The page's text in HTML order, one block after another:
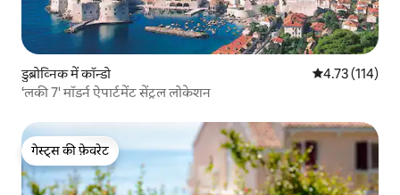
डुब्रोव्निक में कॉन्डो औसत रेटिंग 5 में से
4.73 (114)
‘लकी 7' मॉडर्न ऐपार्टमेंट सेंट्रल लोकेशन
गेस्ट्स की फ़ेवरेट
गेस्ट्स की फ़ेवरेट